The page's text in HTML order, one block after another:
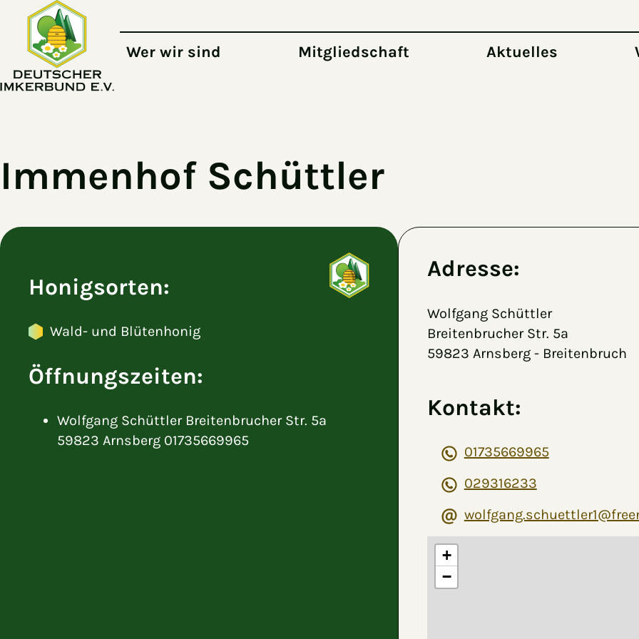
Zum Hauptinhalt springen
Wer wir sind Mitgliedschaft Aktuelles
Immenhof Schüttler
Honigsorten:
Wald- und Blütenhonig
Öffnungszeiten:
Wolfgang Schüttler Breitenbrucher Str. 5a
59823 Arnsberg 01735669965
Adresse:
Wolfgang Schüttler
Breitenbrucher Str. 5a
59823 Arnsberg - Breitenbruch
Kontakt:
01735669965
029316233
+
−